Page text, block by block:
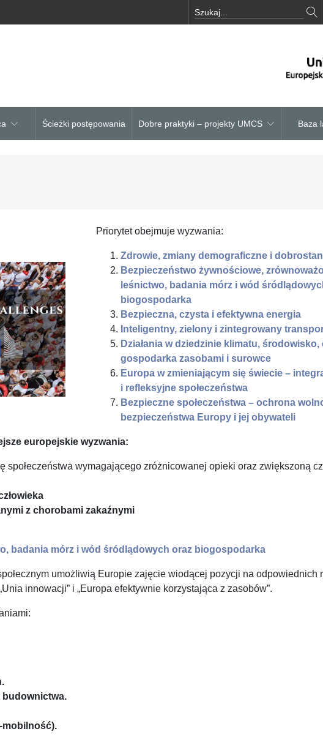
Ścieżki postępowania Dobre praktyki – projekty UMCS Baza
Priorytet obejmuje wyzwania:
Zdrowie, zmiany demograficzne i dobrostan
Bezpieczeństwo żywnościowe,
leśnictwo, badania mórz i wód
biogospodarka
Bezpieczna, czysta i efektywna energia
Inteligentny, zielony i zintegrowany
Działania w dziedzinie klimatu, środowisko,
gospodarka zasobami i surowce
Europa w zmieniającym się świecie –
i refleksyjne społeczeństwa
Bezpieczne społeczeństwa – ochrona
bezpieczeństwa Europy i jej obywateli
europejskie wyzwania:
społeczeństwa wymagającego zróżnicowanej opieki oraz zwiększoną
z chorobami zakaźnymi
badania mórz i wód śródlądowych oraz biogospodarka
umożliwią Europie zajęcie wiodącej pozycji na odpowiednich
innowacji” i „Europa efektywnie korzystająca z zasobów”.
budownictwa.
mobilność).